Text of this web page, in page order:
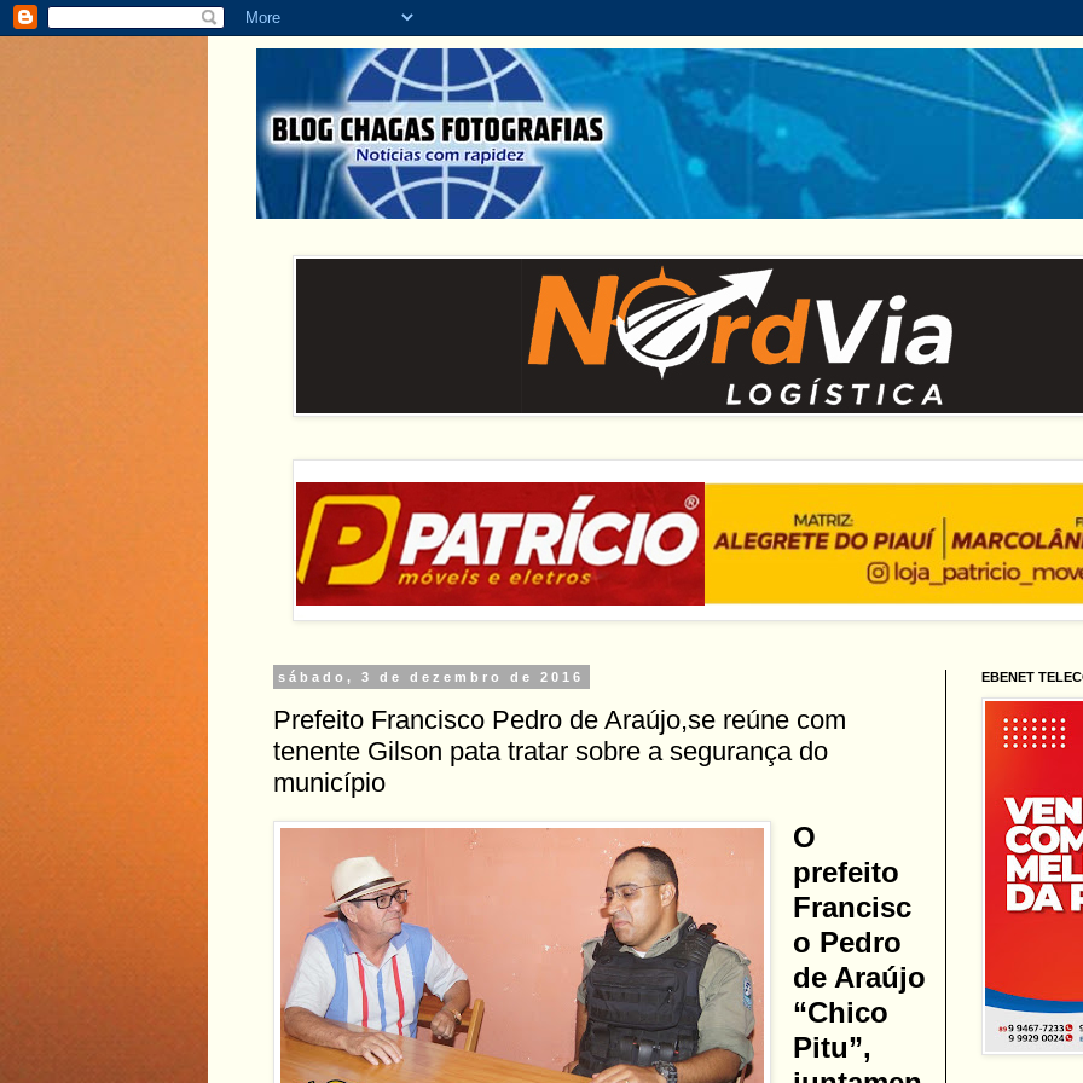
sábado, 3 de dezembro de 2016
Prefeito Francisco Pedro de Araújo,se reúne com
tenente Gilson pata tratar sobre a segurança do
município
O
prefeito
Francisc
o Pedro
de Araújo
“Chico
Pitu”,
EBENET